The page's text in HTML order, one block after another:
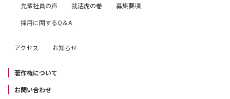
先輩社員の声
就活虎の巻
募集要項
採用に関するQ＆A
アクセス お知らせ
著作権について
お問い合わせ